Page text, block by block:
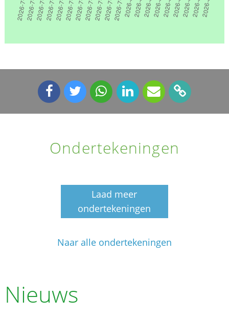
Ondertekeningen
Laad meer
ondertekeningen
Naar alle ondertekeningen
Nieuws